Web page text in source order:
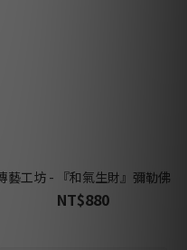
藝工坊 - 『和氣生財』彌勒佛
NT$880